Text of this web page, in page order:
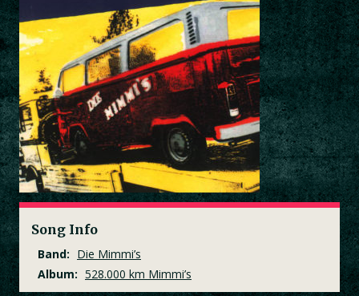
Song Info
Band: Die Mimmi’s
Album: 528.000 km Mimmi’s